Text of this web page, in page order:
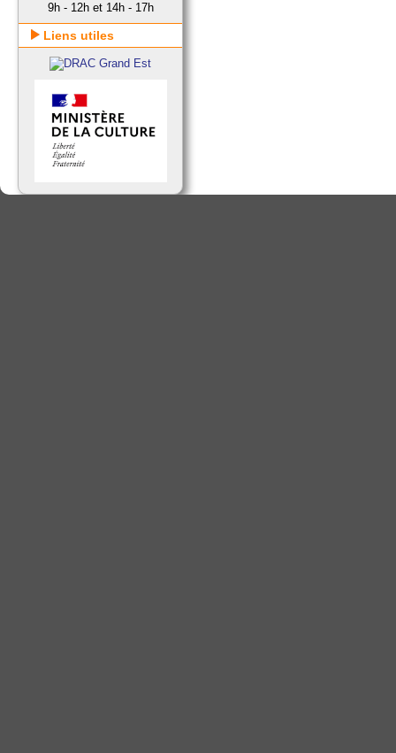
9h - 12h et 14h - 17h
Liens utiles